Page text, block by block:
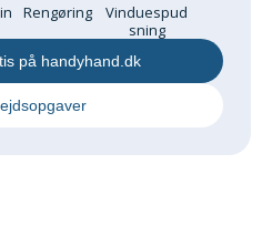
Rengøring
Vinduespud
sning
på handyhand.dk